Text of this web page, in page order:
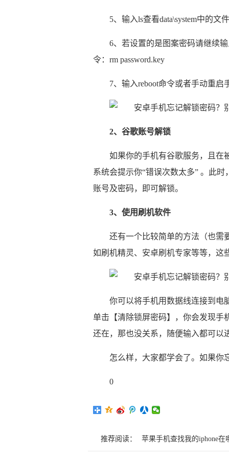
5、输入ls查看data\system中的文
6、若设置的是图案密码请继续
令：rm password.key
7、输入reboot命令或者手动重
2、谷歌账号解锁
如果你的手机有谷歌服务，且在
系统会提示你“错误次数太多” 。此
账号及密码，即可解锁。
3、使用刷机软件
还有一个比较简单的方法（也需
如刷机精灵、安卓刷机专家等等，这
你可以将手机用数据线连接到电
单击【清除锁屏密码】，你会发现手
还在，那也没关系，随便输入都可以
怎么样，大家都学会了。如果你
0
推荐阅读： 苹果手机查找我的iphone在